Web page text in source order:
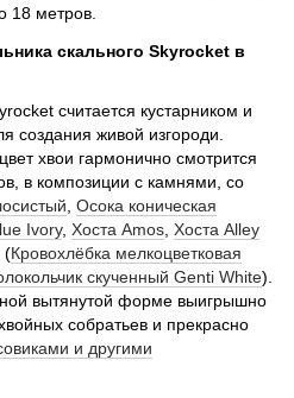
18 метров.
скального Skyrocket в
считается кустарником и
создания живой изгороди.
хвои гармонично смотрится
в композиции с камнями, со
Осока коническая
Ivory, Хоста Amos Хоста Alley
(Кровохлёбка мелкоцветковая
скученный Genti White).
вытянутой форме выигрышно
собратьев и прекрасно
и другими